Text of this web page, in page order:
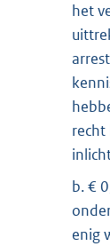
het
recht
b. €
enig